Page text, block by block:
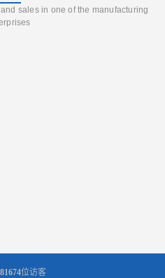
sales in one of the manufacturing
位访客